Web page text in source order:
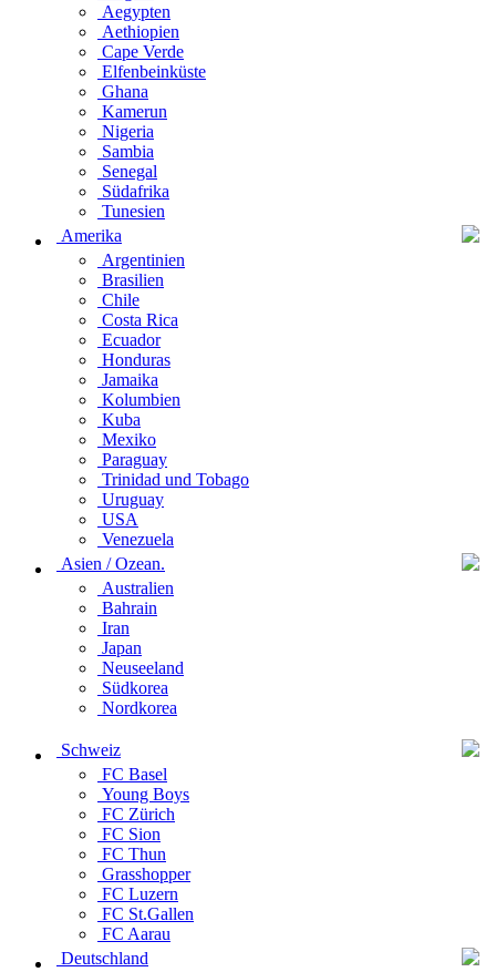
Aegypten
Aethiopien
Cape Verde
Elfenbeinküste
Ghana
Kamerun
Nigeria
Sambia
Senegal
Südafrika
Tunesien
Amerika
Argentinien
Brasilien
Chile
Costa Rica
Ecuador
Honduras
Jamaika
Kolumbien
Kuba
Mexiko
Paraguay
Trinidad und Tobago
Uruguay
USA
Venezuela
Asien / Ozean.
Australien
Bahrain
Iran
Japan
Neuseeland
Südkorea
Nordkorea
Schweiz
FC Basel
Young Boys
FC Zürich
FC Sion
FC Thun
Grasshopper
FC Luzern
FC St.Gallen
FC Aarau
Deutschland